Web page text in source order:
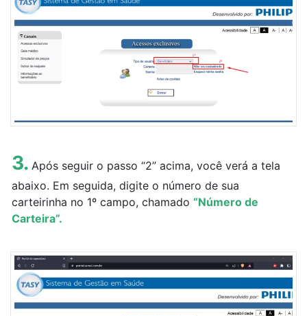
Portal do Corretor
Canal de Denúncias
3. Após seguir o passo “2” acima, você verá a tela
abaixo. Em seguida, digite o número de sua
carteirinha no 1º campo, chamado “Número de
Carteira”.